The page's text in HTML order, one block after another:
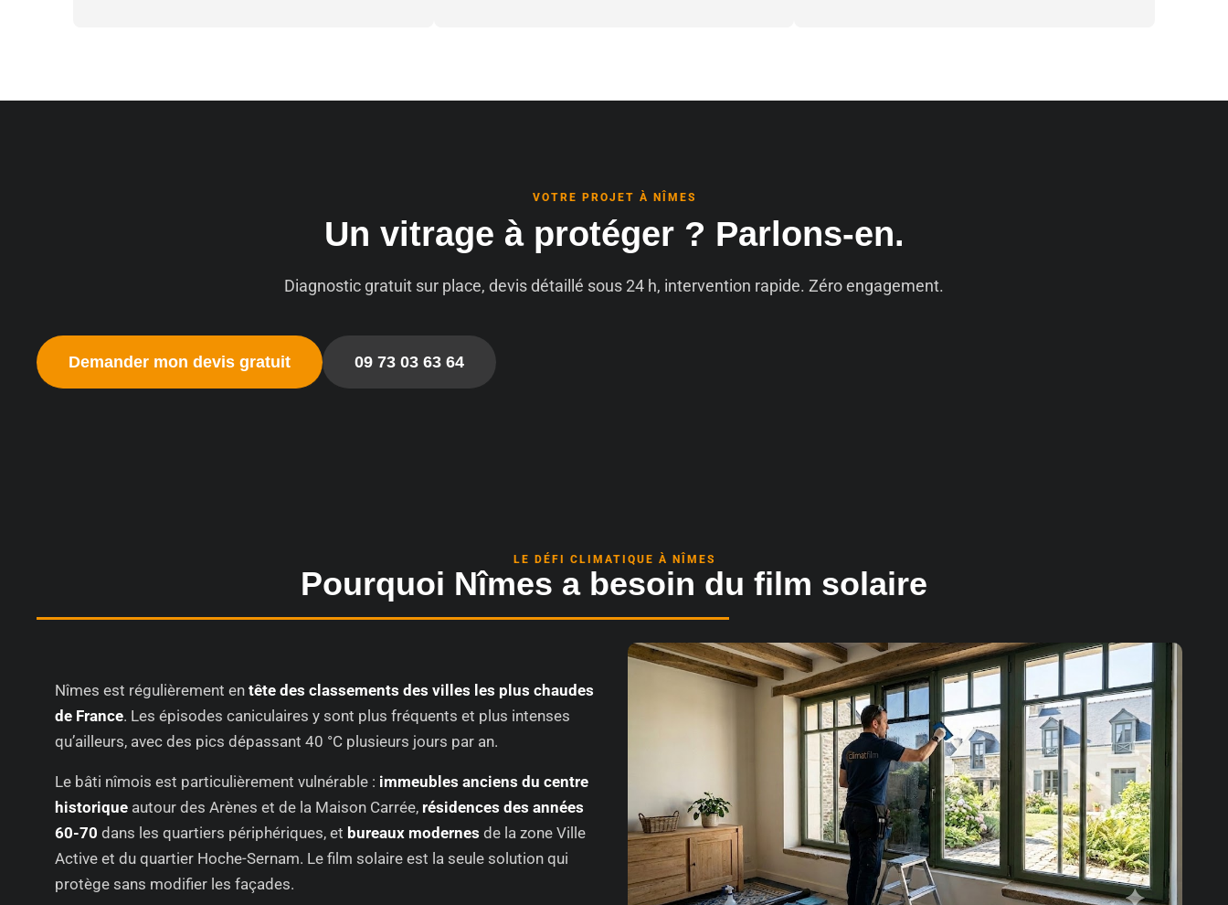
VOTRE PROJET À NÎMES
Un vitrage à protéger ? Parlons-en.
Diagnostic gratuit sur place, devis détaillé sous 24 h, intervention rapide. Zéro engagement.
Demander mon devis gratuit 09 73 03 63 64
LE DÉFI CLIMATIQUE À NÎMES
Pourquoi Nîmes a besoin du film solaire
Nîmes est régulièrement en tête des classements des villes les plus chaudes
de France. Les épisodes caniculaires y sont plus fréquents et plus intenses
qu’ailleurs, avec des pics dépassant 40 °C plusieurs jours par an.
Le bâti nîmois est particulièrement vulnérable : immeubles anciens du centre
historique autour des Arènes et de la Maison Carrée, résidences des années
60-70 dans les quartiers périphériques, et bureaux modernes de la zone Ville
Active et du quartier Hoche-Sernam. Le film solaire est la seule solution qui
protège sans modifier les façades.